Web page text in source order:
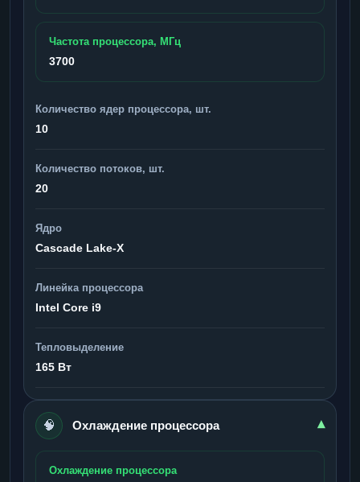
Частота процессора, МГц
3700
Количество ядер процессора, шт.
10
Количество потоков, шт.
20
Ядро
Cascade Lake-X
Линейка процессора
Intel Core i9
Тепловыделение
165 Вт
🧠 Охлаждение процессора ▾
Охлаждение процессора